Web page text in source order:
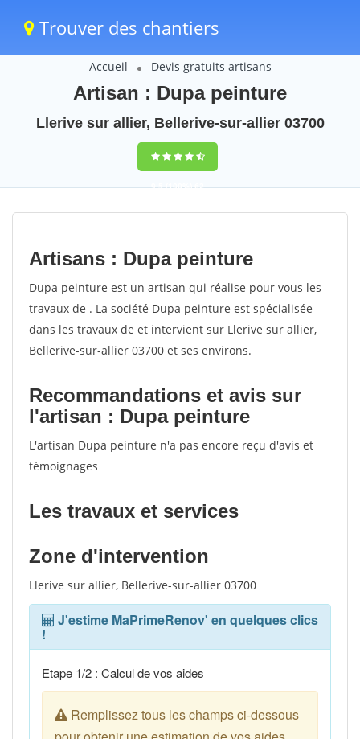
Trouver des chantiers
Accueil Devis gratuits artisans
Artisan : Dupa peinture
Llerive sur allier, Bellerive-sur-allier 03700
9,5(100%)62
votes
Artisans : Dupa peinture
Dupa peinture est un artisan qui réalise pour vous les
travaux de . La société Dupa peinture est spécialisée
dans les travaux de et intervient sur Llerive sur allier,
Bellerive-sur-allier 03700 et ses environs.
Recommandations et avis sur
l'artisan : Dupa peinture
L'artisan Dupa peinture n'a pas encore reçu d'avis et
témoignages
Les travaux et services
Zone d'intervention
Llerive sur allier, Bellerive-sur-allier 03700